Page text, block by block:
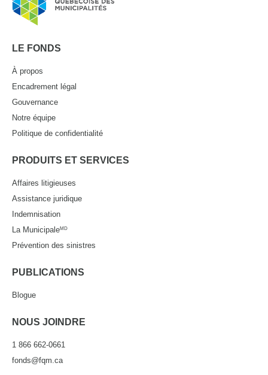
LE FONDS
À propos
Encadrement légal
Gouvernance
Notre équipe
Politique de confidentialité
PRODUITS ET SERVICES
Affaires litigieuses
Assistance juridique
Indemnisation
La MunicipaleMD
Prévention des sinistres
PUBLICATIONS
Blogue
NOUS JOINDRE
1 866 662-0661
fonds@fqm.ca